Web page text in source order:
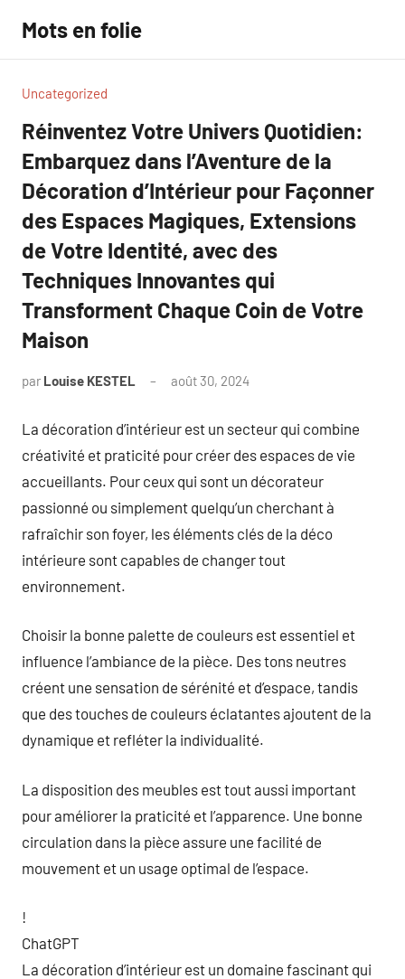
contenu
Mots en folie
Uncategorized
Réinventez Votre Univers Quotidien:
Embarquez dans l’Aventure de la
Décoration d’Intérieur pour Façonner
des Espaces Magiques, Extensions
de Votre Identité, avec des
Techniques Innovantes qui
Transforment Chaque Coin de Votre
Maison
par Louise KESTEL août 30, 2024
La décoration d’intérieur est un secteur qui combine
créativité et praticité pour créer des espaces de vie
accueillants. Pour ceux qui sont un décorateur
passionné ou simplement quelqu’un cherchant à
rafraîchir son foyer, les éléments clés de la déco
intérieure sont capables de changer tout
environnement.
Choisir la bonne palette de couleurs est essentiel et
influence l’ambiance de la pièce. Des tons neutres
créent une sensation de sérénité et d’espace, tandis
que des touches de couleurs éclatantes ajoutent de la
dynamique et refléter la individualité.
La disposition des meubles est tout aussi important
pour améliorer la praticité et l’apparence. Une bonne
circulation dans la pièce assure une facilité de
mouvement et un usage optimal de l’espace.
!
ChatGPT
La décoration d’intérieur est un domaine fascinant qui